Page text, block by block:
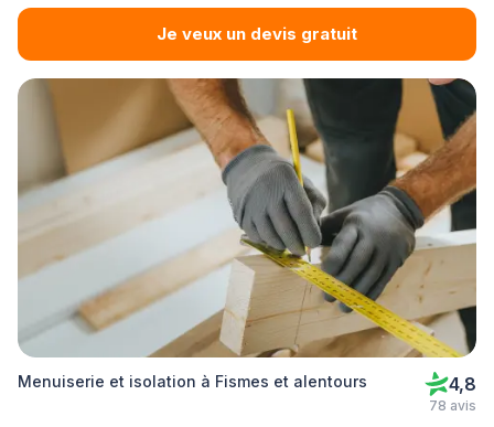
Je veux un devis gratuit
Menuiserie et isolation à Fismes et alentours 4,8
78 avis